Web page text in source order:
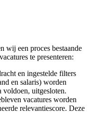
wij een proces bestaande
te presenteren:
en ingestelde filters
en salaris) worden
voldoen, uitgesloten.
vacatures worden
relevantiescore. Deze